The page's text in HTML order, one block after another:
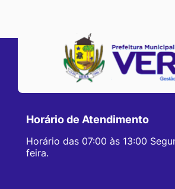
Horário de Atendimento
Horário das 07:00 às 13:00
feira.